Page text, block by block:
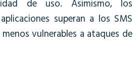
de uso. Asimismo, los
superan a los SMS
vulnerables a ataques de